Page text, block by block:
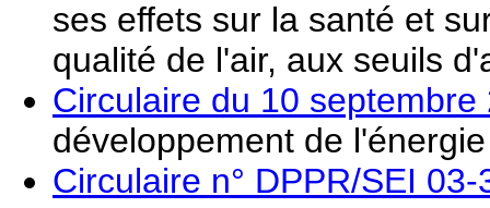
ses effets sur la santé et
qualité de l'air, aux seuils
Circulaire du 10 septembre
développement de
Circulaire n° DPPR/SEI